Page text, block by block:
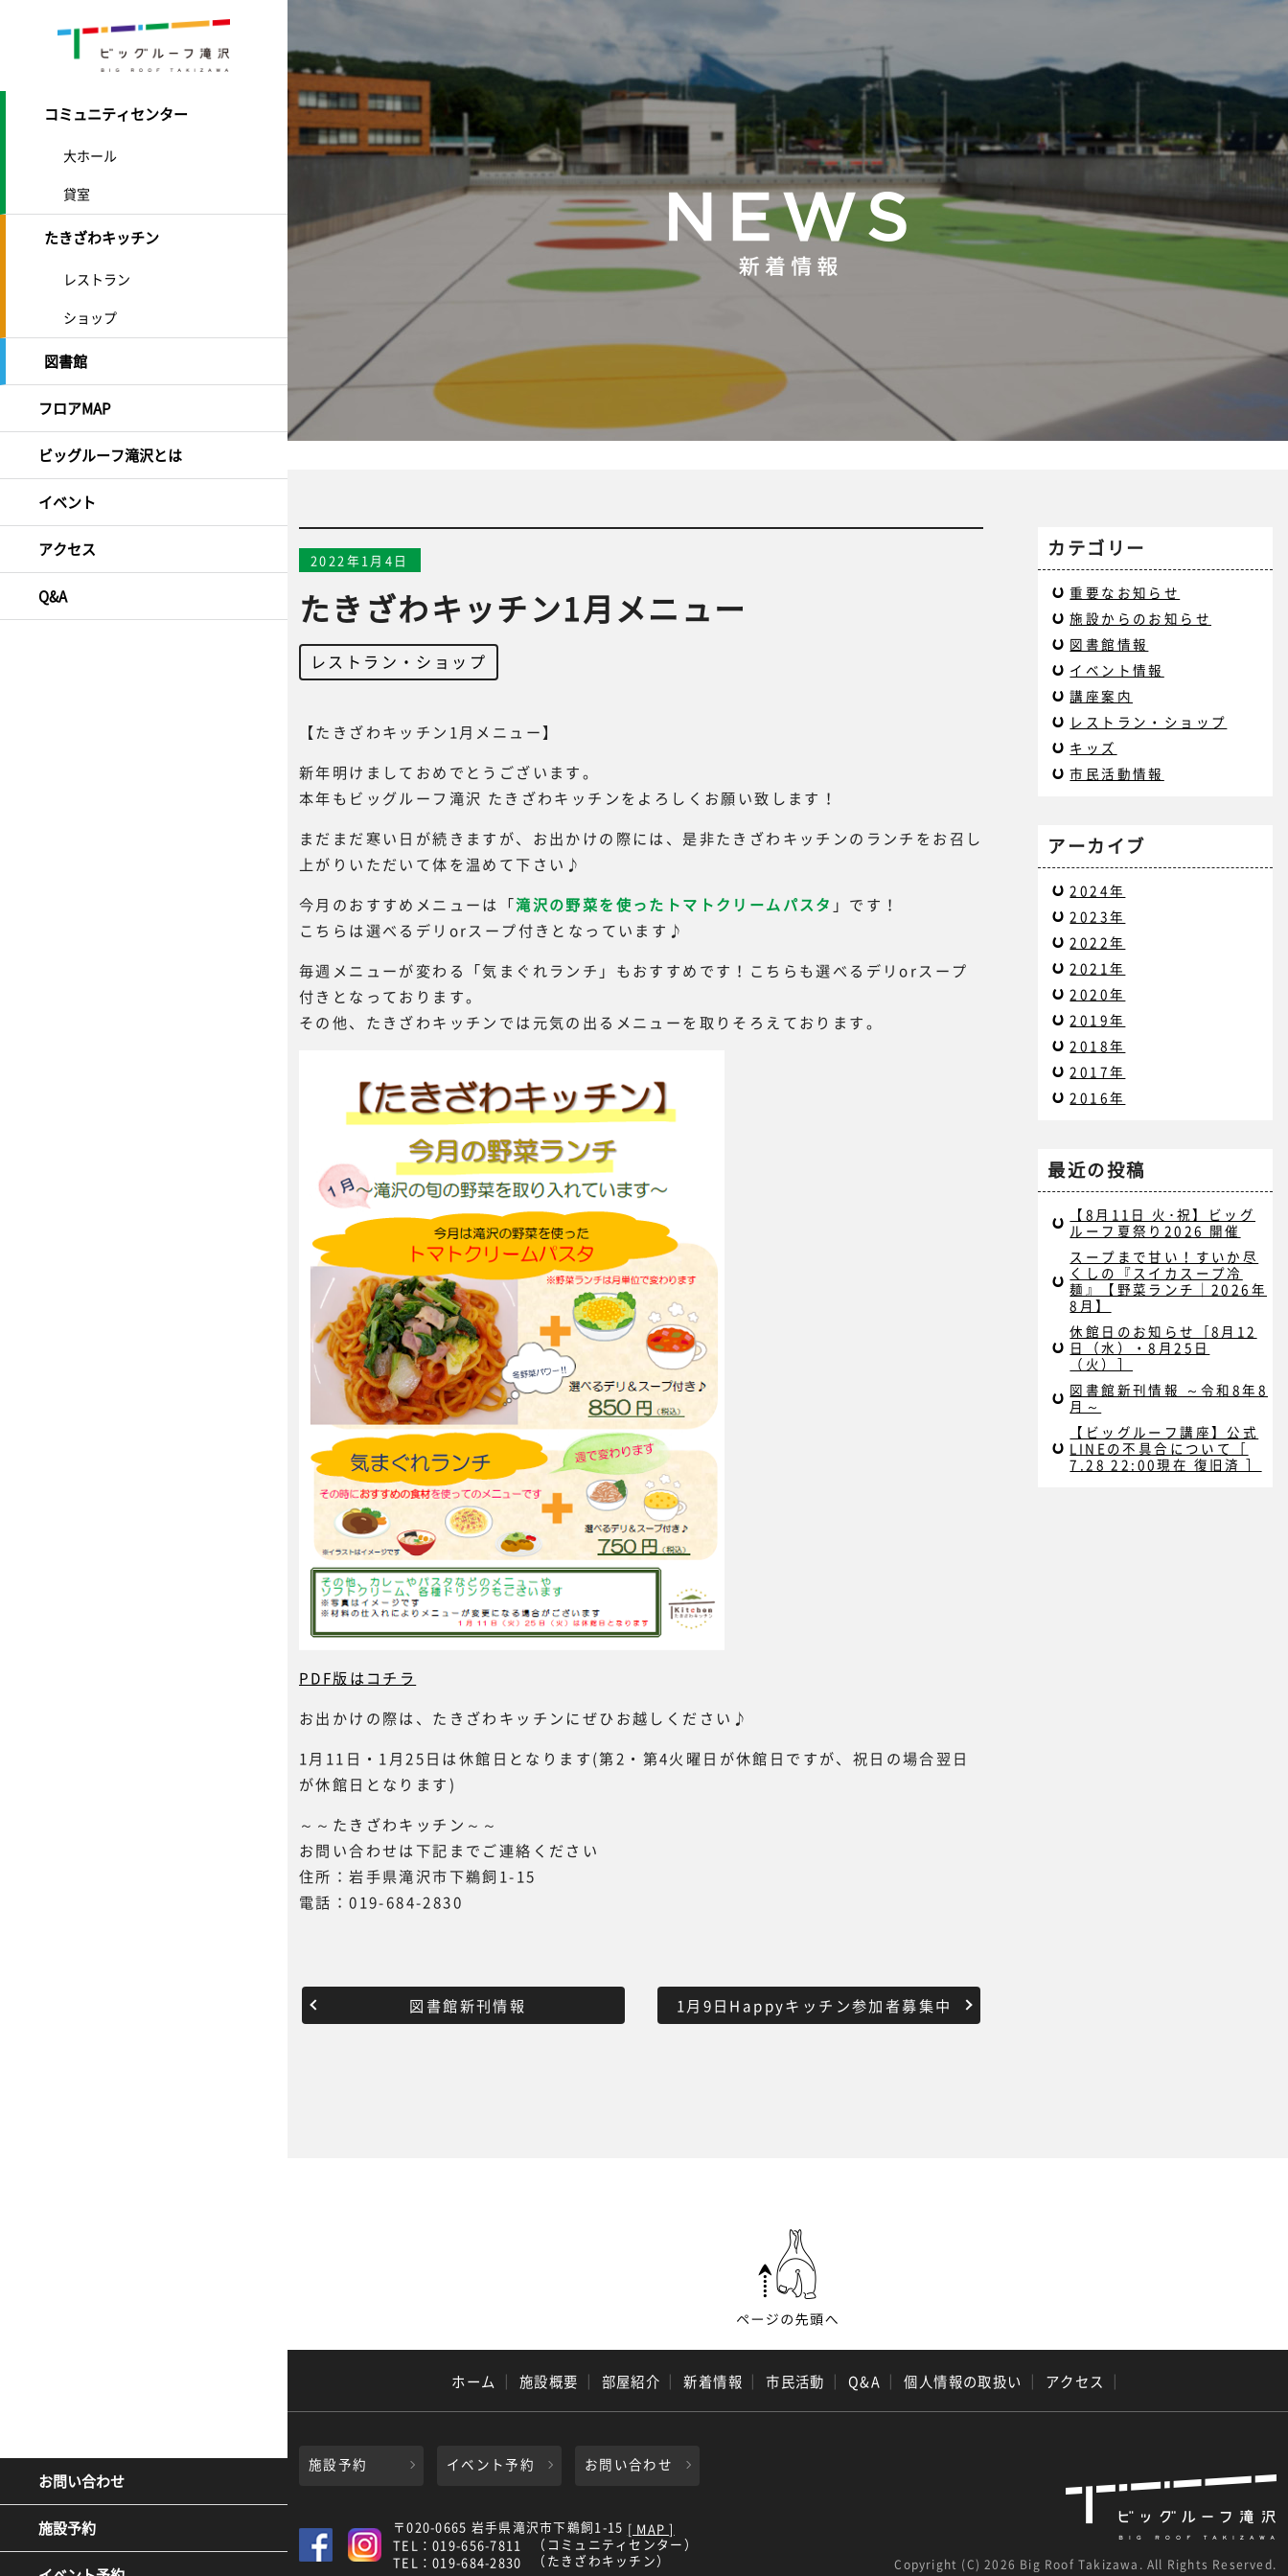
コミュニティセンター
大ホール
貸室
たきざわキッチン
レストラン
ショップ
図書館
フロアMAP
ビッグルーフ滝沢とは
イベント
アクセス
Q&A
お問い合わせ
施設予約
2022年1月4日
たきざわキッチン1月メニュー
レストラン・ショップ
【たきざわキッチン1月メニュー】
新年明けましておめでとうございます。
本年もビッグルーフ滝沢 たきざわキッチンをよろしくお願い致します！
まだまだ寒い日が続きますが、お出かけの際には、是非たきざわキッチンのランチをお召し
上がりいただいて体を温めて下さい♪
今月のおすすめメニューは「滝沢の野菜を使ったトマトクリームパスタ 」です！
こちらは選べるデリorスープ付きとなっています♪
毎週メニューが変わる「気まぐれランチ」もおすすめです！こちらも選べるデリorスープ
付きとなっております。
その他、たきざわキッチンでは元気の出るメニューを取りそろえております。
PDF版はコチラ
お出かけの際は、たきざわキッチンにぜひお越しください♪
1月11日・1月25日は休館日となります(第2・第4火曜日が休館日ですが、祝日の場合翌日
が休館日となります)
～～たきざわキッチン～～
お問い合わせは下記までご連絡ください
住所：岩手県滝沢市下鵜飼1-15
電話：019-684-2830
図書館新刊情報 1月9日Happyキッチン参加者募集中
カテゴリー
重要なお知らせ
施設からのお知らせ
図書館情報
イベント情報
講座案内
レストラン・ショップ
キッズ
市民活動情報
アーカイブ
2024年
2023年
2022年
2021年
2020年
2019年
2018年
2017年
2016年
最近の投稿
【8月11日 火･祝】ビッグ
ルーフ夏祭り2026 開催
スープまで甘い！すいか尽
くしの『スイカスープ冷
麺』【野菜ランチ｜2026年
8月】
休館日のお知らせ［8月12
日（水）・8月25日
（火）］
図書館新刊情報 ～令和8年8
月～
【ビッグルーフ講座】公式
LINEの不具合について［
7.28 22:00現在 復旧済 ］
ホーム ｜ 施設概要 ｜ 部屋紹介 ｜ 新着情報 ｜ 市民活動 ｜ Q&A ｜ 個人情報の取扱い ｜ アクセス ｜
施設予約 イベント予約 お問い合わせ
〒020-0665 岩手県滝沢市下鵜飼1-15 [ MAP ]
TEL：019-656-7811
（コミュニティセンター）
TEL：019-684-2830
（たきざわキッチン） Copyright (C)2026 Big Roof Takizawa. All Rights Reserved.